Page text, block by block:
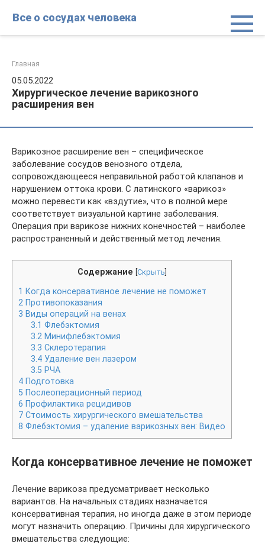
Все о сосудах человека
Главная
05.05.2022
Хирургическое лечение варикозного
расширения вен
Варикозное расширение вен – специфическое
заболевание сосудов венозного отдела,
сопровождающееся неправильной работой клапанов и
нарушением оттока крови. С латинского «варикоз»
можно перевести как «вздутие», что в полной мере
соответствует визуальной картине заболевания.
Операция при варикозе нижних конечностей – наиболее
распространенный и действенный метод лечения.
Содержание Скрыть
1 Когда консервативное лечение не поможет
2 Противопоказания
3 Виды операций на венах
3.1 Флебэктомия
3.2 Минифлебэктомия
3.3 Склеротерапия
3.4 Удаление вен лазером
3.5 РЧА
4 Подготовка
5 Послеоперационный период
6 Профилактика рецидивов
7 Стоимость хирургического вмешательства
8 Флебэктомия – удаление варикозных вен: Видео
Когда консервативное лечение не поможет
Лечение варикоза предусматривает несколько
вариантов. На начальных стадиях назначается
консервативная терапия, но иногда даже в этом периоде
могут назначить операцию. Причины для хирургического
вмешательства следующие: